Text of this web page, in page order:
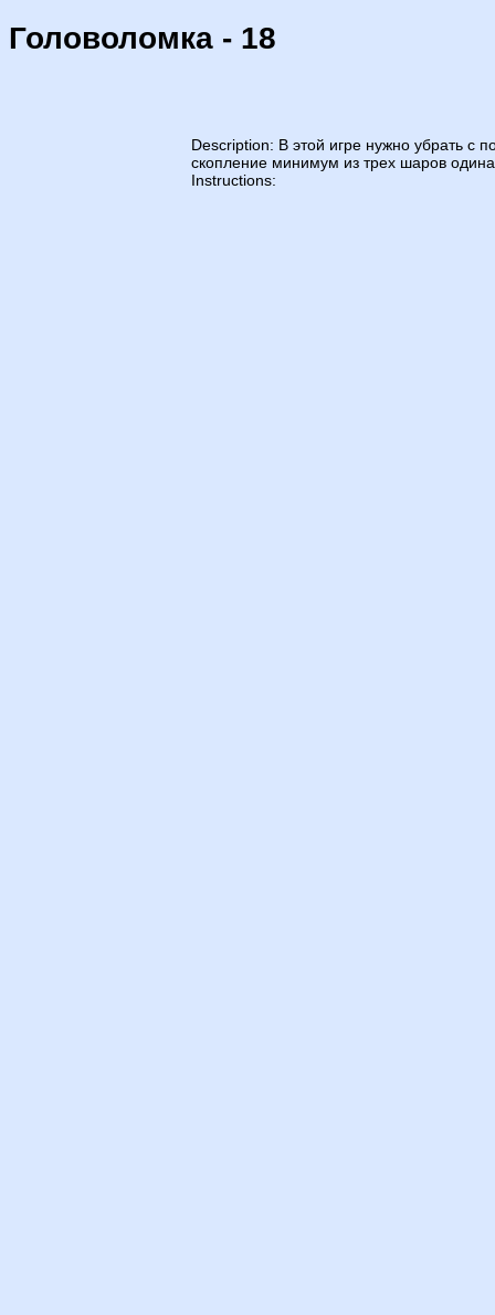
Головоломка - 18
Description: В этой игре нужно убрать с
скопление минимум из трех шаров
Instructions: